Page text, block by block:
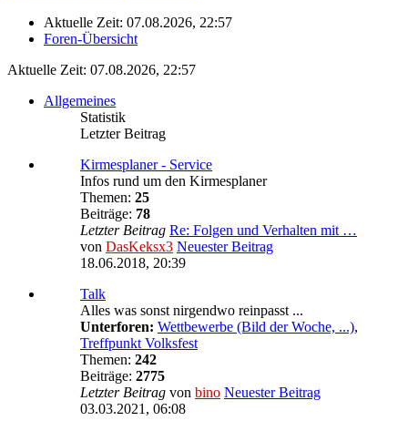
Aktuelle Zeit: 07.08.2026, 22:57
Foren-Übersicht
Aktuelle Zeit: 07.08.2026, 22:57
Allgemeines
Statistik
Letzter Beitrag
Kirmesplaner - Service
Infos rund um den Kirmesplaner
Themen: 25
Beiträge: 78
Letzter Beitrag Re: Folgen und Verhalten mit …
von DasKeksx3 Neuester Beitrag
18.06.2018, 20:39
Talk
Alles was sonst nirgendwo reinpasst ...
Unterforen: Wettbewerbe (Bild der Woche, ...),
Treffpunkt Volksfest
Themen: 242
Beiträge: 2775
Letzter Beitrag von bino Neuester Beitrag
03.03.2021, 06:08